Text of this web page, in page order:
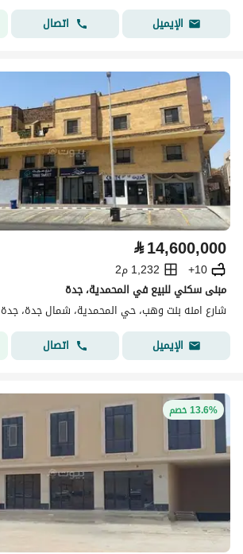
الإيميل
اتصال
⃁14,600,000
10+
1,232 م2
مبنى سكني للبيع في المحمدية، جدة
شارع امنه بنت وهب، حي المحمدية، شمال جدة، جدة
الإيميل
اتصال
13.6% خصم